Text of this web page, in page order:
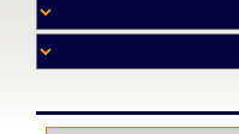
باقات الإعلانات